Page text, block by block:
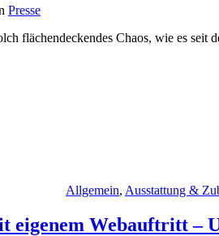
Presse
flächendeckendes Chaos, wie es
Allgemein, Ausstattung &
eigenem Webauftritt –